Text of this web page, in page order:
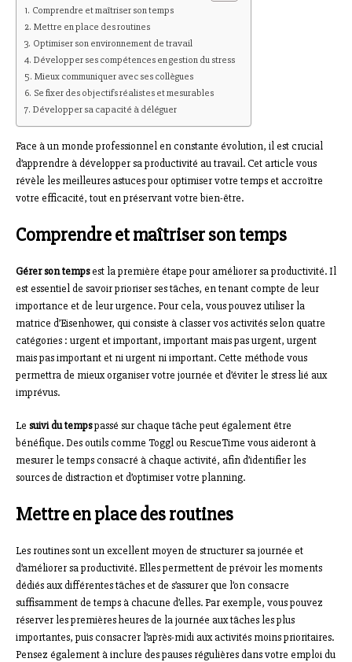
Comprendre et maîtriser son temps
Mettre en place des routines
Optimiser son environnement de travail
Développer ses compétences en gestion du stress
Mieux communiquer avec ses collègues
Se fixer des objectifs réalistes et mesurables
Développer sa capacité à déléguer
Face à un monde professionnel en constante évolution, il est crucial
d’apprendre à développer sa productivité au travail. Cet article vous
révèle les meilleures astuces pour optimiser votre temps et accroître
votre efficacité, tout en préservant votre bien-être.
Comprendre et maîtriser son temps
Gérer son tempsest la première étape pour améliorer sa productivité. Il
est essentiel de savoir prioriser ses tâches, en tenant compte de leur
importance et de leur urgence. Pour cela, vous pouvez utiliser la
matrice d’Eisenhower, qui consiste à classer vos activités selon quatre
catégories : urgent et important, important mais pas urgent, urgent
mais pas important et ni urgent ni important. Cette méthode vous
permettra de mieux organiser votre journée et d’éviter le stress lié aux
imprévus.
Le suivi du tempspassé sur chaque tâche peut également être
bénéfique. Des outils comme Toggl ou RescueTime vous aideront à
mesurer le temps consacré à chaque activité, afin d’identifier les
sources de distraction et d’optimiser votre planning.
Mettre en place des routines
Les routines sont un excellent moyen de structurer sa journée et
d’améliorer sa productivité. Elles permettent de prévoir les moments
dédiés aux différentes tâches et de s’assurer que l’on consacre
suffisamment de temps à chacune d’elles. Par exemple, vous pouvez
réserver les premières heures de la journée aux tâches les plus
importantes, puis consacrer l’après-midi aux activités moins prioritaires.
Pensez également à inclure des pauses régulières dans votre emploi du